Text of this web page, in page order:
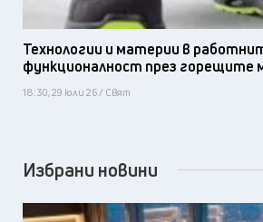
Технологии и материи в
функционалност през горещите
18:30, 29 юли 26 / Свят
Избрани новини